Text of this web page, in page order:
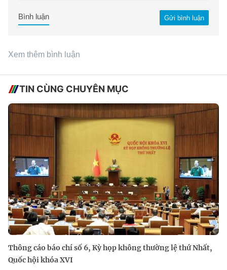
Gửi bình luận
Bình luận
Xem thêm bình luận
TIN CÙNG CHUYÊN MỤC
Thông cáo báo chí số 6, Kỳ họp không thường lệ thứ Nhất,
Quốc hội khóa XVI